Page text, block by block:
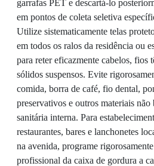
garrafas PET e descartá-lo
em pontos de coleta seletiva
Utilize sistematicamente telas
em todos os ralos da residência ou
para reter eficazmente cabelos, fios
sólidos suspensos. Evite
comida, borra de café, fio dental,
preservativos e outros materiais
sanitária interna. Para
restaurantes, bares e lanchonetes
na avenida, programe
profissional da caixa de gordura a